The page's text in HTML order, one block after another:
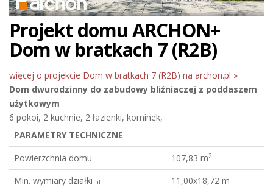
Projekt domu ARCHON+
Dom w bratkach 7 (R2B)
więcej o projekcie Dom w bratkach 7 (R2B) na archon.pl »
Dom dwurodzinny do zabudowy bliźniaczej z poddaszem
użytkowym
6 pokoi, 2 kuchnie, 2 łazienki, kominek,
PARAMETRY TECHNICZNE
Powierzchnia domu
107,83 m2
Min. wymiary działki [i]
11,00x18,72 m